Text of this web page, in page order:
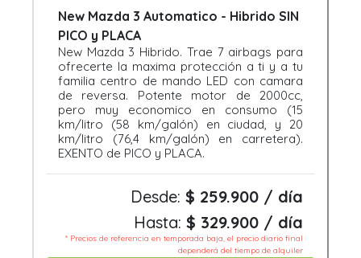
New Mazda 3 Automatico - Hibrido SIN
PICO y PLACA
New Mazda 3 Hibrido. Trae 7 airbags para
ofrecerte la maxima protección a ti y a tu
familia centro de mando LED con camara
de reversa. Potente motor de 2000cc,
pero muy economico en consumo (15
km/litro (58 km/galón) en ciudad, y 20
km/litro (76,4 km/galón) en carretera).
EXENTO de PICO y PLACA.
Desde: $ 259.900 / día
Hasta: $ 329.900 / día
* Precios de referencia en temporada baja, el precio diario final
dependerá del tiempo de alquiler